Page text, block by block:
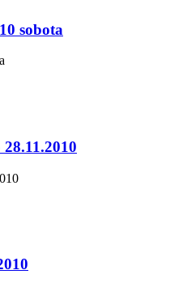
sobota